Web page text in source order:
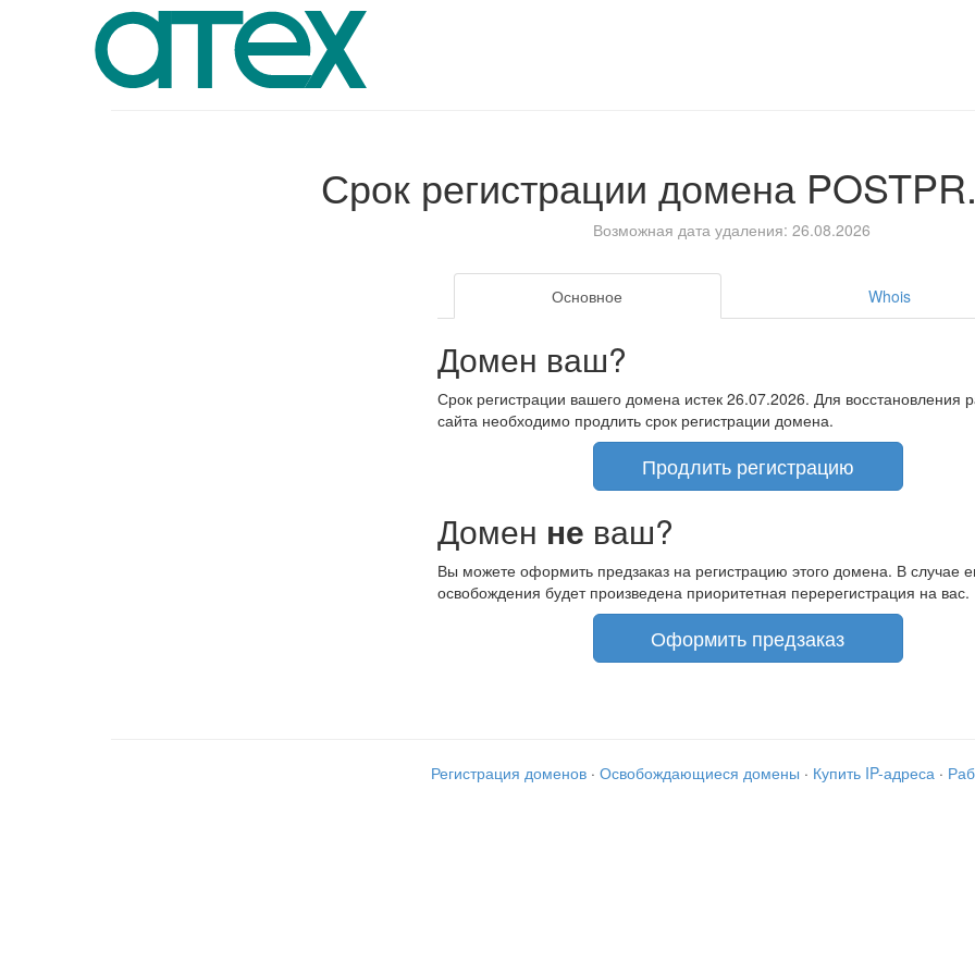
Срок регистрации домена
Возможная дата удаления: 26.08.2026
Основное Whois
Домен ваш?
Срок регистрации вашего домена истек 26.07.2026. Для восстановления
сайта необходимо продлить срок регистрации домена.
Продлить регистрацию
Домен не ваш?
Вы можете оформить предзаказ на регистрацию этого домена. В случае
освобождения будет произведена приоритетная перерегистрация на вас.
Оформить предзаказ
Регистрация доменов · Освобождающиеся домены · Купить IP-адреса ·